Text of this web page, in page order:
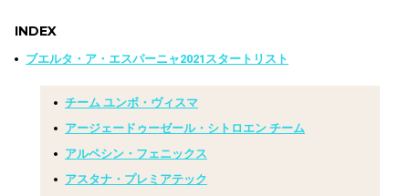
INDEX
ブエルタ・ア・エスパーニャ2021スタートリスト
チーム ユンボ・ヴィスマ
アージェードゥーゼール・シトロエン チーム
アルペシン・フェニックス
アスタナ・プレミアテック